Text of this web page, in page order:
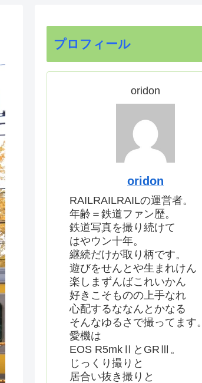
プロフィール
oridon
oridon
RAILRAILRAILの運営者。
年齢＝鉄道ファン歴。
鉄道写真を撮り続けて
はやウン十年。
継続だけが取り柄です。
遊びをせんとや生まれけん
楽しまずんばこれいかん
好きこそものの上手なれ
心配するななんとかなる
そんなゆるさで撮ってます。
愛機は
EOS R5mkⅡとGRⅢ。
じっくり撮りと
居合い抜き撮りと